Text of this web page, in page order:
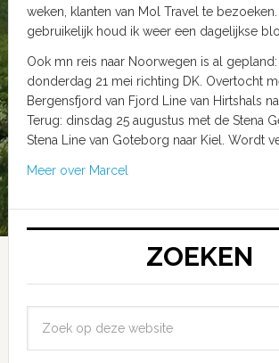
weken, klanten van Mol Travel te
gebruikelijk houd ik weer een dagelijkse
Ook mn reis naar Noorwegen is al
donderdag 21 mei richting DK. Overtocht
Bergensfjord van Fjord Line van Hirtshals
Terug: dinsdag 25 augustus met de Stena
Stena Line van Goteborg naar Kiel. Wordt
Meer over Marcel
ZOEKEN